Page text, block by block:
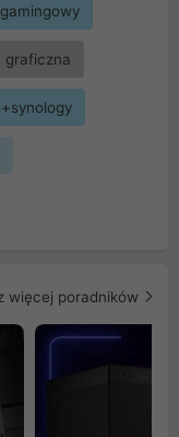
graficzna
więcej poradników